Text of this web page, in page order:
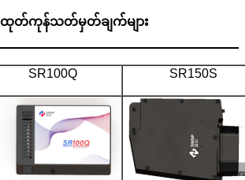
ထုတ်ကုန်သတ်မှတ်ချက်များ
SR100Q SR150S